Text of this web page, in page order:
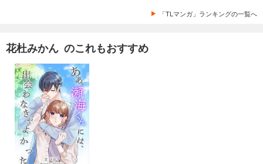
「TLマンガ」ランキングの一覧へ
花杜みかん のこれもおすすめ